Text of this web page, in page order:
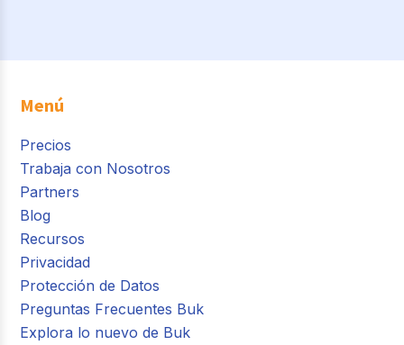
Menú
Precios
Trabaja con Nosotros
Partners
Blog
Recursos
Privacidad
Protección de Datos
Preguntas Frecuentes Buk
Explora lo nuevo de Buk